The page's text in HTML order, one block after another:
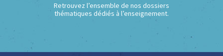
Retrouvez l’ensemble de nos dossiers
thématiques dédiés à l’enseignement.